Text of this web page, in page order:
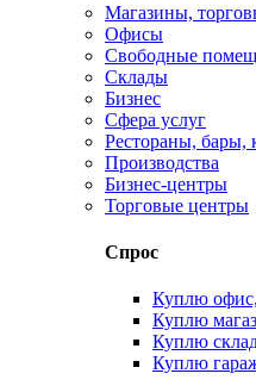
Магазины,
Офисы
Свободные
Склады
Бизнес
Сфера услуг
Рестораны, бары,
Производства
Бизнес-центры
Торговые центры
Спрос
Куплю
Куплю
Куплю
Куплю